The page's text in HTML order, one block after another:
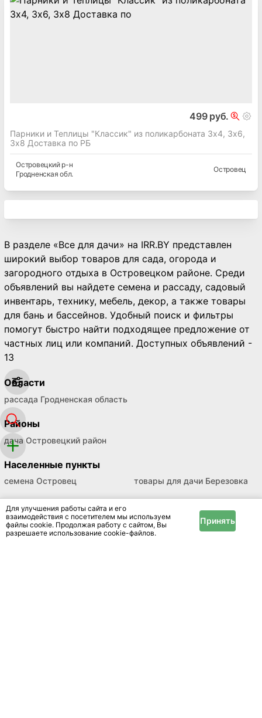
499 руб.
Парники и Теплицы "Классик" из поликарбоната 3х4, 3х6,
3х8 Доставка по РБ
Островецкийр-н
Гродненская обл.
Островец
В разделе «Все для дачи» на IRR.BY представлен
широкий выбор товаров для сада, огорода и
загородного отдыха в Островецком районе. Среди
объявлений вы найдете семена и рассаду, садовый
инвентарь, технику, мебель, декор, а также товары
для бань и бассейнов. Удобный поиск и фильтры
помогут быстро найти подходящее предложение от
частных лиц или компаний. Доступных объявлений -
13
Области
рассада Гродненская область
Районы
дача Островецкий район
Населенные пункты
семена Островец товары для дачи Березовка
Для улучшения работы сайта и его
взаимодействия с посетителем мы используем
файлы cookie. Продолжая работу с сайтом, Вы
разрешаете использование cookie-файлов.
Принять